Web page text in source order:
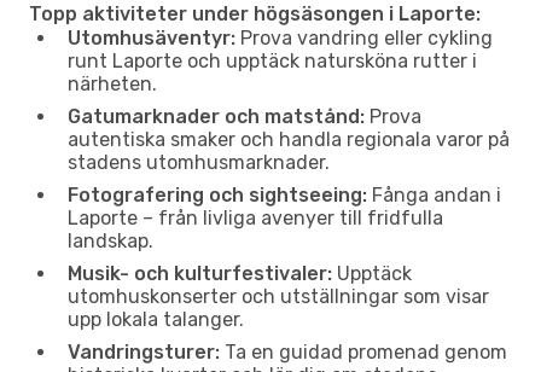
Topp aktiviteter under högsäsongen i Laporte:
Utomhusäventyr: Prova vandring eller cykling
runt Laporte och upptäck natursköna rutter i
närheten.
Gatumarknader och matstånd: Prova
autentiska smaker och handla regionala varor på
stadens utomhusmarknader.
Fotografering och sightseeing: Fånga andan i
Laporte – från livliga avenyer till fridfulla
landskap.
Musik- och kulturfestivaler: Upptäck
utomhuskonserter och utställningar som visar
upp lokala talanger.
Vandringsturer: Ta en guidad promenad genom